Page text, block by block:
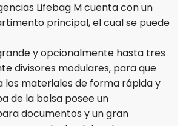
Lifebag M cuenta con un
principal, el cual se puede
y opcionalmente hasta tres
divisores modulares, para que
los materiales de forma rápida y
de la bolsa posee un
documentos y un gran